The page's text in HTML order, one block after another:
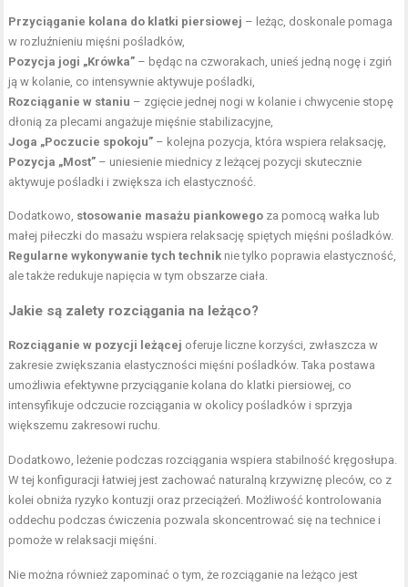
Przyciąganie kolana do klatki piersiowej – leżąc, doskonale pomaga
w rozluźnieniu mięśni pośladków,
Pozycja jogi „Krówka” – będąc na czworakach, unieś jedną nogę i zgiń
ją w kolanie, co intensywnie aktywuje pośladki,
Rozciąganie w staniu – zgięcie jednej nogi w kolanie i chwycenie stopę
dłonią za plecami angażuje mięśnie stabilizacyjne,
Joga „Poczucie spokoju” – kolejna pozycja, która wspiera relaksację,
Pozycja „Most” – uniesienie miednicy z leżącej pozycji skutecznie
aktywuje pośladki i zwiększa ich elastyczność.
Dodatkowo, stosowanie masażu piankowego za pomocą wałka lub
małej piłeczki do masażu wspiera relaksację spiętych mięśni pośladków.
Regularne wykonywanie tych technik nie tylko poprawia elastyczność,
ale także redukuje napięcia w tym obszarze ciała.
Jakie są zalety rozciągania na leżąco?
Rozciąganie w pozycji leżącej oferuje liczne korzyści, zwłaszcza w
zakresie zwiększania elastyczności mięśni pośladków. Taka postawa
umożliwia efektywne przyciąganie kolana do klatki piersiowej, co
intensyfikuje odczucie rozciągania w okolicy pośladków i sprzyja
większemu zakresowi ruchu.
Dodatkowo, leżenie podczas rozciągania wspiera stabilność kręgosłupa.
W tej konfiguracji łatwiej jest zachować naturalną krzywiznę pleców, co z
kolei obniża ryzyko kontuzji oraz przeciążeń. Możliwość kontrolowania
oddechu podczas ćwiczenia pozwala skoncentrować się na technice i
pomoże w relaksacji mięśni.
Nie można również zapominać o tym, że rozciąganie na leżąco jest